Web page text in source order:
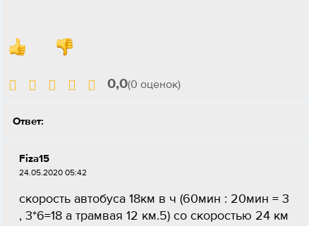
0,0(0 оценок)
Ответ:
Fiza15
24.05.2020 05:42
скорость автобуса 18км в ч (60мин : 20мин = 3
, 3*6=18 а трамвая 12 км.5) со скоростью 24 км